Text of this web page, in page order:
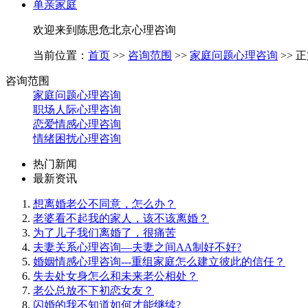
单亲家庭
欢迎来到陈思危北京心理咨询
当前位置： 首页 >> 咨询范围 >> 家庭问题心理咨询 >>
咨询范围
家庭问题心理咨询
职场人际心理咨询
恋爱情感心理咨询
情绪困扰心理咨询
热门新闻
最新资讯
想离婚老公不同意，怎么办？
老婆看不起我的家人，该不该离婚？
为了儿子我们离婚了，很痛苦
夫妻关系心理咨询—夫妻之间AA制好不好?
婚姻情感心理咨询---重组家庭怎么建立彼此的信任？
失去处女身怎么和未来老公相处？
老公总放不下初恋女友？
闪婚的我不知道如何才能继续?